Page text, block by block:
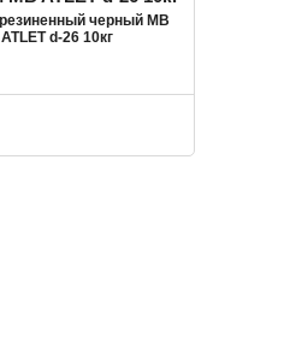
черный MB
ATLET d-26 10кг